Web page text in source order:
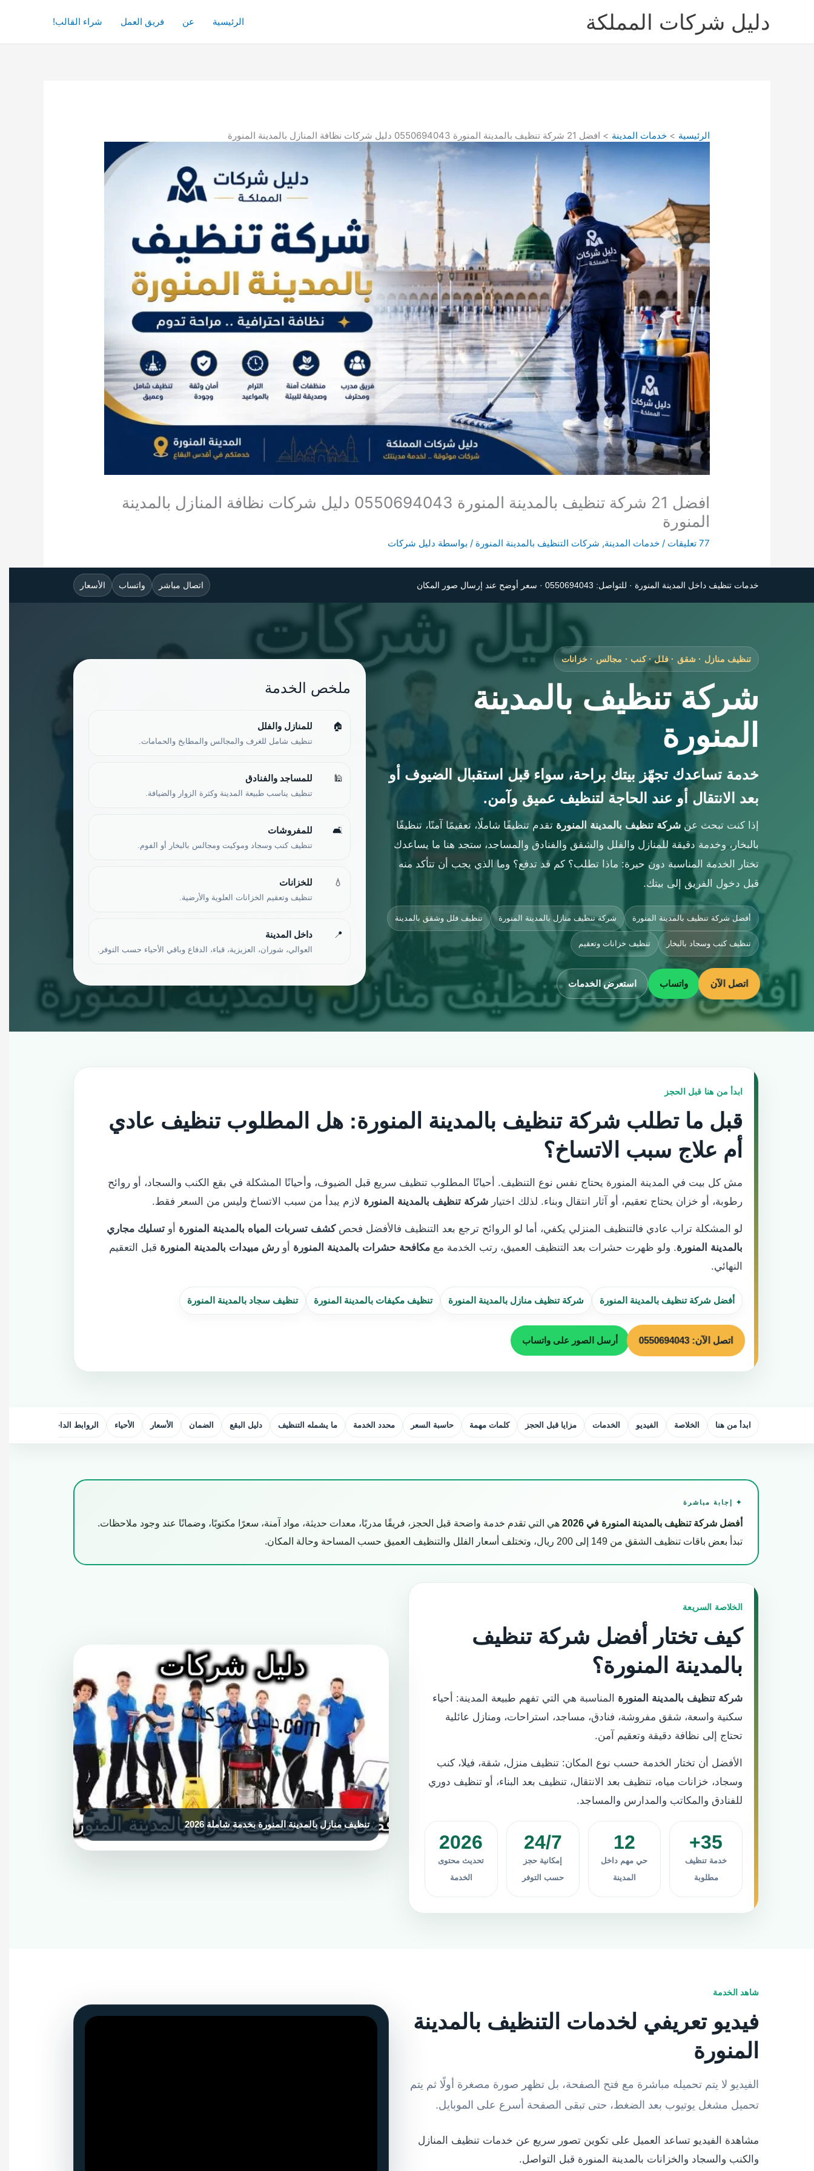
دليل شركات المملكة الرئيسية عن فريق العمل شراء القالب!
الرئيسية خدمات المدينة افضل 21 شركة تنظيف بالمدينة المنورة 0550694043 دليل شركات نظافة المنازل بالمدينة المنورة
افضل 21 شركة تنظيف بالمدينة المنورة 0550694043 دليل شركات نظافة المنازل بالمدينة
المنورة
77 تعليقات /خدمات المدينة, شركات التنظيف بالمدينة المنورة / بواسطة دليل شركات
خدمات تنظيف داخل المدينة المنورة · للتواصل: 0550694043 · سعر أوضح عند إرسال صور المكان اتصال مباشر واتساب الأسعار
تنظيف منازل · شقق · فلل · كنب · مجالس · خزانات
شركة تنظيف بالمدينة
المنورة
خدمة تساعدك تجهّز بيتك براحة، سواء قبل استقبال الضيوف أو
بعد الانتقال أو عند الحاجة لتنظيف عميق وآمن.
إذا كنت تبحث عن شركة تنظيف بالمدينة المنورة تقدم تنظيفًا شاملًا، تعقيمًا آمنًا، تنظيفًا
بالبخار، وخدمة دقيقة للمنازل والفلل والشقق والفنادق والمساجد، ستجد هنا ما يساعدك
تختار الخدمة المناسبة دون حيرة: ماذا تطلب؟ كم قد تدفع؟ وما الذي يجب أن تتأكد منه
قبل دخول الفريق إلى بيتك.
أفضل شركة تنظيف بالمدينة المنورة شركة تنظيف منازل بالمدينة المنورة تنظيف فلل وشقق بالمدينة
تنظيف كنب وسجاد بالبخار تنظيف خزانات وتعقيم
اتصل الآن واتساب استعرض الخدمات
ملخص الخدمة
🏠 للمنازل والفلل
تنظيف شامل للغرف والمجالس والمطابخ والحمامات.
🕌 للمساجد والفنادق
تنظيف يناسب طبيعة المدينة وكثرة الزوار والضيافة.
🛋 للمفروشات
تنظيف كنب وسجاد وموكيت ومجالس بالبخار أو الفوم.
💧 للخزانات
تنظيف وتعقيم الخزانات العلوية والأرضية.
📍 داخل المدينة
العوالي، شوران، العزيزية، قباء، الدفاع وباقي الأحياء حسب التوفر.
ابدأ من هنا قبل الحجز
قبل ما تطلب شركة تنظيف بالمدينة المنورة: هل المطلوب تنظيف عادي
أم علاج سبب الاتساخ؟
مش كل بيت في المدينة المنورة يحتاج نفس نوع التنظيف. أحيانًا المطلوب تنظيف سريع قبل الضيوف، وأحيانًا المشكلة في بقع الكنب والسجاد، أو روائح
رطوبة، أو خزان يحتاج تعقيم، أو آثار انتقال وبناء. لذلك اختيار شركة تنظيف بالمدينة المنورة لازم يبدأ من سبب الاتساخ وليس من السعر فقط.
لو المشكلة تراب عادي فالتنظيف المنزلي يكفي، أما لو الروائح ترجع بعد التنظيف فالأفضل فحصكشف تسربات المياه بالمدينة المنورة أو تسليك مجاري
بالمدينة المنورة. ولو ظهرت حشرات بعد التنظيف العميق، رتب الخدمة مع مكافحة حشرات بالمدينة المنورة أو رش مبيدات بالمدينة المنورة قبل التعقيم
النهائي.
أفضل شركة تنظيف بالمدينة المنورة شركة تنظيف منازل بالمدينة المنورة تنظيف مكيفات بالمدينة المنورة تنظيف سجاد بالمدينة المنورة
اتصل الآن: 0550694043 أرسل الصور على واتساب
ابدأ من هنا الخلاصة الفيديو الخدمات مزايا قبل الحجز كلمات مهمة حاسبة السعر محدد الخدمة ما يشمله التنظيف دليل البقع الضمان الأسعار الأحياء الروابط الداخلية
✦ إجابة مباشرة
أفضل شركة تنظيف بالمدينة المنورة في 2026
هي التي تقدم خدمة واضحة قبل الحجز، فريقًا مدربًا، معدات حديثة، مواد آمنة، سعرًا مكتوبًا، وضمانًا عند وجود ملاحظات.
تبدأ بعض باقات تنظيف الشقق من 149 إلى 200 ريال، وتختلف أسعار الفلل والتنظيف العميق حسب المساحة وحالة المكان.
الخلاصة السريعة
كيف تختار أفضل شركة تنظيف
بالمدينة المنورة؟
شركة تنظيف بالمدينة المنورة المناسبة هي التي تفهم طبيعة المدينة: أحياء
سكنية واسعة، شقق مفروشة، فنادق، مساجد، استراحات، ومنازل عائلية
تحتاج إلى نظافة دقيقة وتعقيم آمن.
الأفضل أن تختار الخدمة حسب نوع المكان: تنظيف منزل، شقة، فيلا، كنب
وسجاد، خزانات مياه، تنظيف بعد الانتقال، تنظيف بعد البناء، أو تنظيف دوري
للفنادق والمكاتب والمدارس والمساجد.
35+
خدمة تنظيف
مطلوبة
12
حي مهم داخل
المدينة
24/7
إمكانية حجز
حسب التوفر
2026
تحديث محتوى
الخدمة
شاهد الخدمة
فيديو تعريفي لخدمات التنظيف بالمدينة
المنورة
الفيديو لا يتم تحميله مباشرة مع فتح الصفحة، بل تظهر صورة مصغرة أولًا ثم يتم
تحميل مشغل يوتيوب بعد الضغط، حتى تبقى الصفحة أسرع على الموبايل.
مشاهدة الفيديو تساعد العميل على تكوين تصور سريع عن خدمات تنظيف المنازل
والكنب والسجاد والخزانات بالمدينة المنورة قبل التواصل.